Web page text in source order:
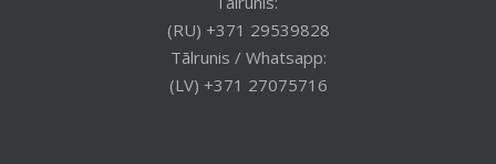
(RU) +371 29539828
Tālrunis / Whatsapp:
(LV) +371 27075716